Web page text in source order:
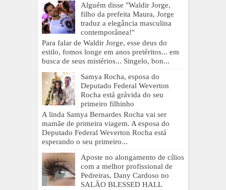
Alguém disse "Waldir Jorge,
filho da prefeita Maura, Jorge
traduz a elegância masculina
contemporânea!"
Para falar de Waldir Jorge, esse deus do
estilo, fomos longe em anos pretéritos... em
busca de seus mistérios... Singelo, bon...
Samya Rocha, esposa do
Deputado Federal Weverton
Rocha está grávida do seu
primeiro filhinho
A linda Samya Bernardes Rocha vai ser
mamãe de primeira viagem. A esposa do
Deputado Federal Weverton Rocha está
esperando o seu primeiro...
Aposte no alongamento de cílios
com a melhor profissional de
Pedreiras, Dany Cardoso no
SALÃO BLESSED HALL